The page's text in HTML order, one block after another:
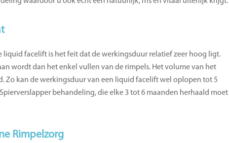
liquid facelift is het feit dat de werkingsduur relatief zeer hoog ligt.
wordt dan het enkel vullen van de rimpels. Het volume van het
Zo kan de werkingsduur van een liquid facelift wel oplopen tot 5
behandeling, die elke 3 tot 6 maanden herhaald moet
Rimpelzorg